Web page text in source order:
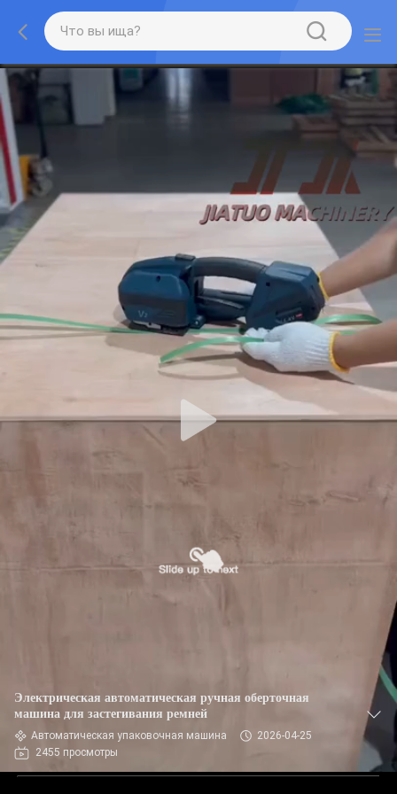
Электрическая автоматическая ручная оберточная
машина для застегивания ремней
Автоматическая упаковочная машина
2026-04-25
2455 просмотры